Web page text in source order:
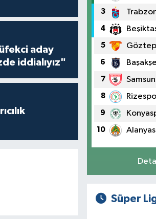
aday
iddialıyız"
3
4
5
6
7
8
9
10
Süper